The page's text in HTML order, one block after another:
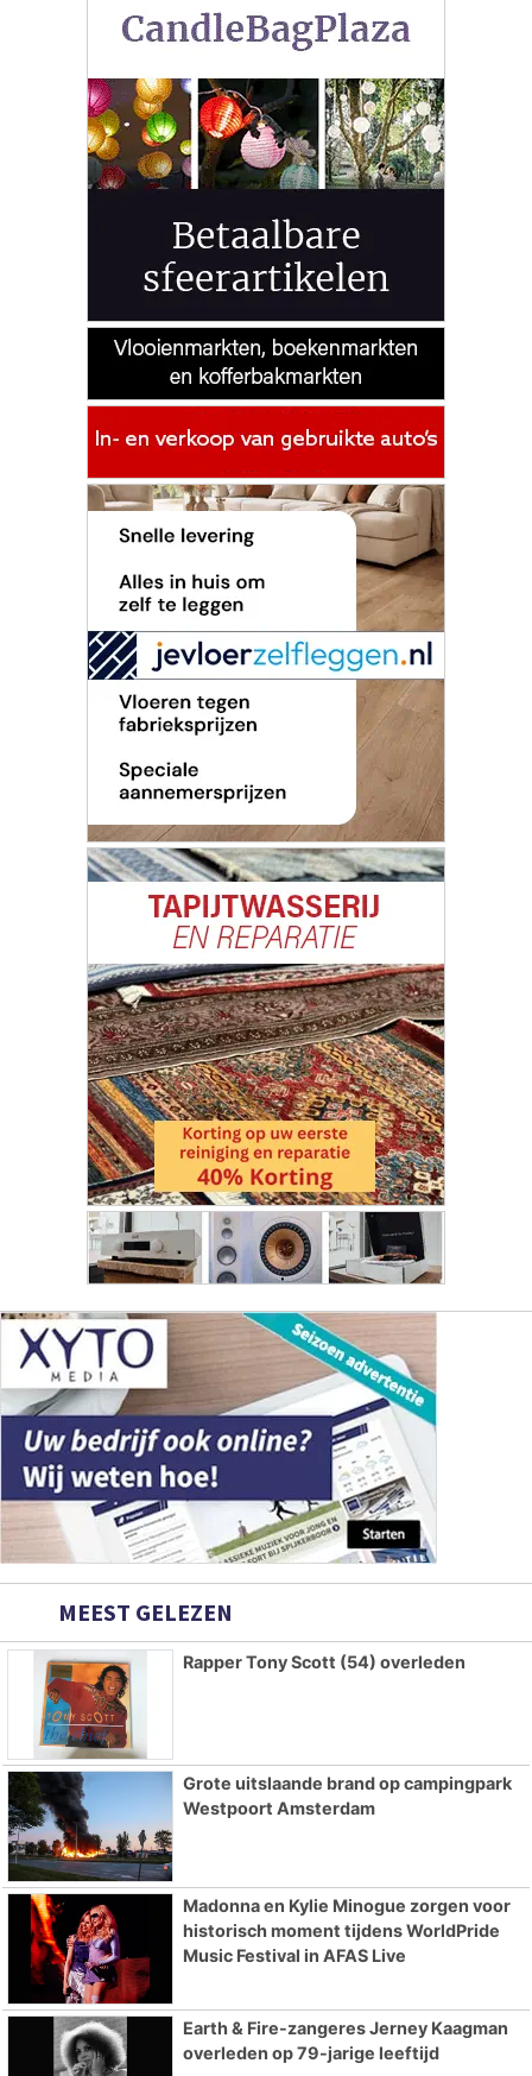
MEEST GELEZEN
Rapper Tony Scott (54) overleden
Grote uitslaande brand op campingpark
Westpoort Amsterdam
Madonna en Kylie Minogue zorgen voor
historisch moment tijdens WorldPride
Music Festival in AFAS Live
Earth & Fire-zangeres Jerney Kaagman
overleden op 79-jarige leeftijd